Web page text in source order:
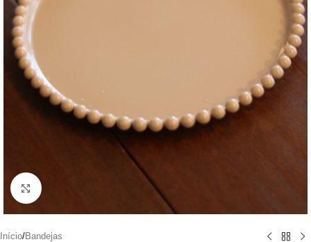
Clique para ampliar
Início/Bandejas